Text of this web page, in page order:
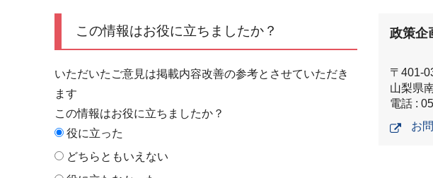
この情報はお役に立ちましたか？
いただいたご意見は掲載内容改善の参考とさせていただき
ます
この情報はお役に立ちましたか？
役に立った
どちらともいえない
政策企
〒401-
山梨県
電話 :
お